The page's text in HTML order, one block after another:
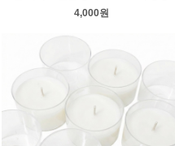
4,000원